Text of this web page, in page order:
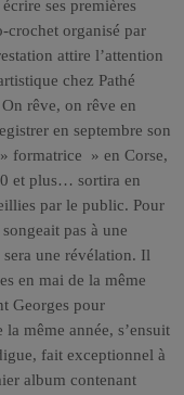
ses premières
crochet organisé par
attire l’attention
chez Pathé
rêve, on rêve en
en septembre son
formatrice » en Corse,
et plus… sortira en
par le public. Pour
pas à une
une révélation. Il
en mai de la même
Georges pour
même année, s’ensuit
fait exceptionnel à
album contenant